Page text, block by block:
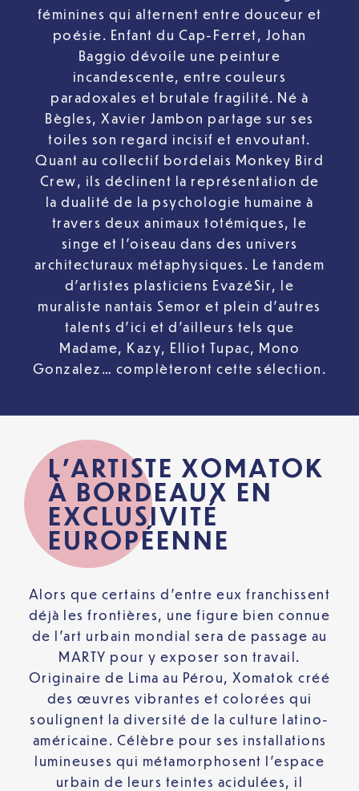
féminines qui alternent entre douceur et
poésie. Enfant du Cap-Ferret, Johan
Baggio dévoile une peinture
incandescente, entre couleurs
paradoxales et brutale fragilité. Né à
Bègles, Xavier Jambon partage sur ses
toiles son regard incisif et envoutant.
Quant au collectif bordelais Monkey Bird
Crew, ils déclinent la représentation de
la dualité de la psychologie humaine à
travers deux animaux totémiques, le
singe et l’oiseau dans des univers
architecturaux métaphysiques. Le tandem
d’artistes plasticiens EvazéSir, le
muraliste nantais Semor et plein d’autres
talents d’ici et d’ailleurs tels que
Madame, Kazy, Elliot Tupac, Mono
Gonzalez… complèteront cette sélection.
L’ARTISTE XOMATOK
À BORDEAUX EN
EXCLUSIVITÉ
EUROPÉENNE
Alors que certains d’entre eux franchissent
déjà les frontières, une figure bien connue
de l’art urbain mondial sera de passage au
MARTY pour y exposer son travail.
Originaire de Lima au Pérou, Xomatok créé
des œuvres vibrantes et colorées qui
soulignent la diversité de la culture latino-
américaine. Célèbre pour ses installations
lumineuses qui métamorphosent l’espace
urbain de leurs teintes acidulées, il